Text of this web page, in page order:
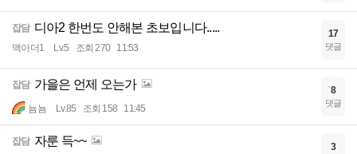
잡담 디아2 한번도 안해본 초보입니다.....
맥아더1 Lv.5 조회 270 11:53
17
댓글
잡담 가을은 언제 오는가
뇸뇸 Lv.85 조회 158 11:45
8
댓글
잡담 자룬 득~~ 3